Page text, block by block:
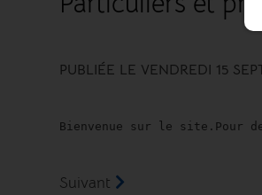
PUBLIÉE LE VENDREDI 15
Bienvenue sur le site.Pour
Suivant